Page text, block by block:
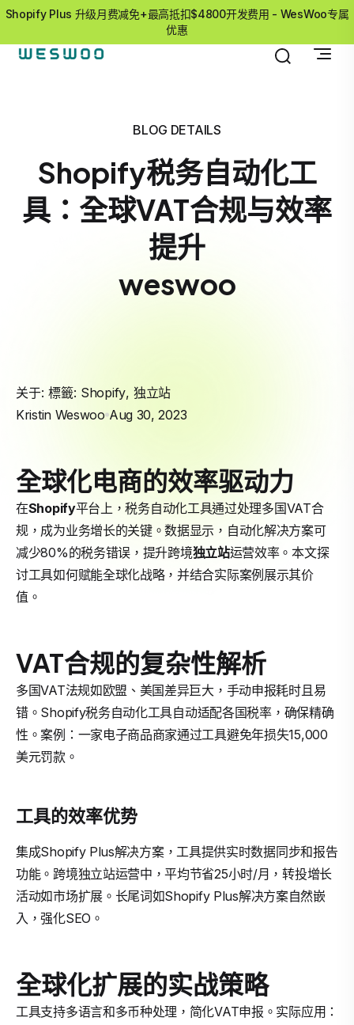
Shopify Plus 升级月费减免+最高抵扣$4800开发费用 - WesWoo专属
优惠
BLOG DETAILS
Shopify税务自动化工
具：全球VAT合规与效率
提升
weswoo
关于: 標籤: Shopify, 独立站
Kristin Weswoo Aug 30, 2023
全球化电商的效率驱动力
在Shopify平台上，税务自动化工具通过处理多国VAT合
规，成为业务增长的关键。数据显示，自动化解决方案可
减少80%的税务错误，提升跨境独立站运营效率。本文探
讨工具如何赋能全球化战略，并结合实际案例展示其价
值。
VAT合规的复杂性解析
多国VAT法规如欧盟、美国差异巨大，手动申报耗时且易
错。Shopify税务自动化工具自动适配各国税率，确保精确
性。案例：一家电子商品商家通过工具避免年损失15,000
美元罚款。
工具的效率优势
集成Shopify Plus解决方案，工具提供实时数据同步和报告
功能。跨境独立站运营中，平均节省25小时/月，转投增长
活动如市场扩展。长尾词如Shopify Plus解决方案自然嵌
入，强化SEO。
全球化扩展的实战策略
工具支持多语言和多币种处理，简化VAT申报。实际应用：